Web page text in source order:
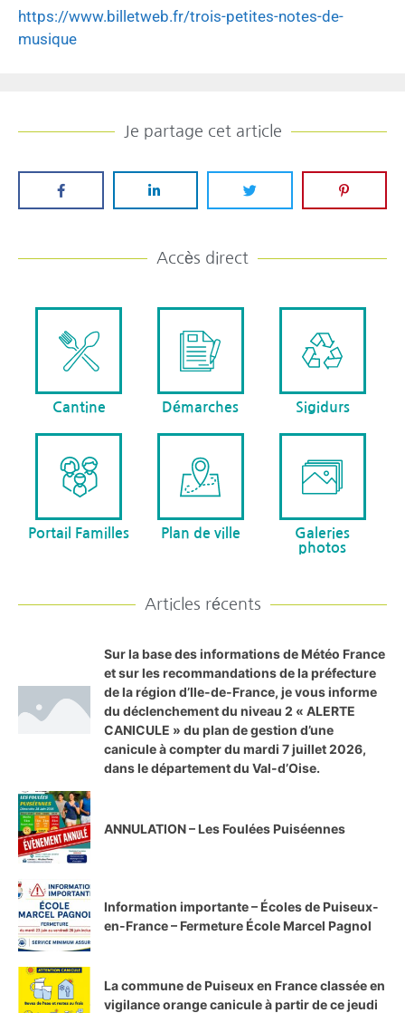
https://www.billetweb.fr/trois-petites-notes-de-
musique
Je partage cet article
Accès direct
Cantine Démarches Sigidurs
Portail Familles Plan de ville
Galeries
photos
Articles récents
Sur la base des informations de Météo France
et sur les recommandations de la préfecture
de la région d’Ile-de-France, je vous informe
du déclenchement du niveau 2 « ALERTE
CANICULE » du plan de gestion d’une
canicule à compter du mardi 7 juillet 2026,
dans le département du Val-d’Oise.
ANNULATION – Les Foulées Puiséennes
Information importante – Écoles de Puiseux-
en-France – Fermeture École Marcel Pagnol
La commune de Puiseux en France classée en
vigilance orange canicule à partir de ce jeudi